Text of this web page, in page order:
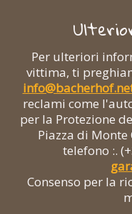
Per ulteriori
vittima, ti
reclami come
per la Protezione
Piazza di Monte
telefono :.
Consenso per la